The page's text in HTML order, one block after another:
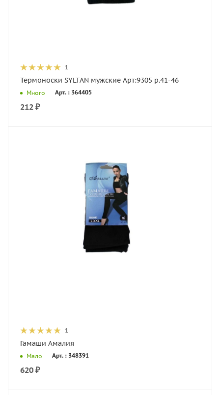
1
Термоноски SYLTAN мужские Арт:9305 р.41-46
Много Арт. : 364405
212 ₽
1
Гамаши Амалия
Мало Арт. : 348391
620 ₽